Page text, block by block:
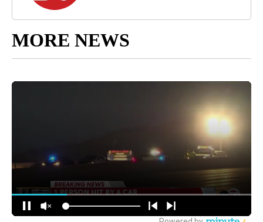
MORE NEWS